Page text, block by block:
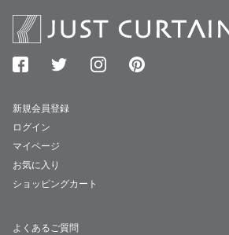
新規会員登録
ログイン
マイページ
お気に入り
ショッピングカート
よくあるご質問